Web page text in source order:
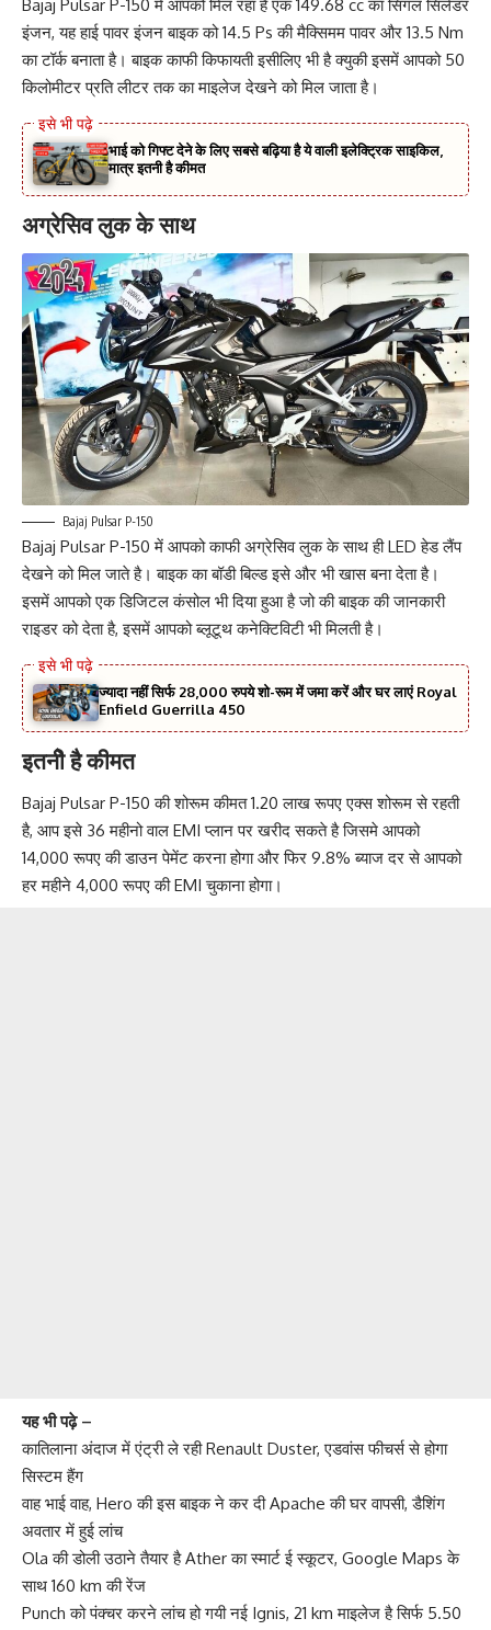
Bajaj Pulsar P-150 में आपको मिल रहा है एक 149.68 cc का सिंगल सिलेंडर
इंजन, यह हाई पावर इंजन बाइक को 14.5 Ps की मैक्सिमम पावर और 13.5 Nm
का टॉर्क बनाता है। बाइक काफी किफायती इसीलिए भी है क्युकी इसमें आपको 50
किलोमीटर प्रति लीटर तक का माइलेज देखने को मिल जाता है।
भाई को गिफ्ट देने के लिए सबसे बढ़िया है ये वाली इलेक्ट्रिक साइकिल,
मात्र इतनी है कीमत
अग्रेसिव लुक के साथ
Bajaj Pulsar P-150
Bajaj Pulsar P-150 में आपको काफी अग्रेसिव लुक के साथ ही LED हेड लैंप
देखने को मिल जाते है। बाइक का बॉडी बिल्ड इसे और भी खास बना देता है।
इसमें आपको एक डिजिटल कंसोल भी दिया हुआ है जो की बाइक की जानकारी
राइडर को देता है, इसमें आपको ब्लूटूथ कनेक्टिविटी भी मिलती है।
ज्यादा नहीं सिर्फ 28,000 रुपये शो-रूम में जमा करें और घर लाएं Royal
Enfield Guerrilla 450
इतनीे है कीमत
Bajaj Pulsar P-150 की शोरूम कीमत 1.20 लाख रूपए एक्स शोरूम से रहती
है, आप इसे 36 महीनो वाल EMI प्लान पर खरीद सकते है जिसमे आपको
14,000 रूपए की डाउन पेमेंट करना होगा और फिर 9.8% ब्याज दर से आपको
हर महीने 4,000 रूपए की EMI चुकाना होगा।
यह भी पढ़े –
कातिलाना अंदाज में एंट्री ले रही Renault Duster, एडवांस फीचर्स से होगा
सिस्टम हैंग
वाह भाई वाह, Hero की इस बाइक ने कर दी Apache की घर वापसी, डैशिंग
अवतार में हुई लांच
Ola की डोली उठाने तैयार है Ather का स्मार्ट ई स्कूटर, Google Maps के
साथ 160 km की रेंज
Punch को पंक्चर करने लांच हो गयी नई Ignis, 21 km माइलेज है सिर्फ 5.50